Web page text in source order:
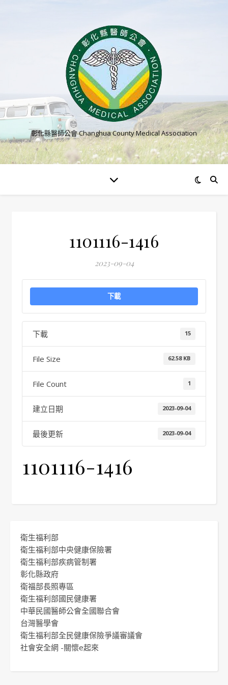
彰化縣醫師公會 Changhua County Medical Association
1101116-1416
2023-09-04
下載
下載 15
File Size 62.58 KB
File Count 1
建立日期 2023-09-04
最後更新 2023-09-04
1101116-1416
衛生福利部
衛生福利部中央健康保險署
衛生福利部疾病管制署
彰化縣政府
衛福部長照專區
衛生福利部國民健康署
中華民國醫師公會全國聯合會
台灣醫學會
衛生福利部全民健康保險爭議審議會
社會安全網 -關懷e起來